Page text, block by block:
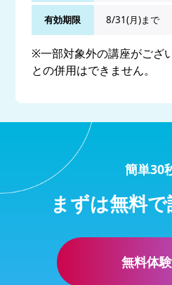
有効期限 8/31(月)まで
※一部対象外の講座がござ
との併用はできません。
簡単30
まずは無料
無料体